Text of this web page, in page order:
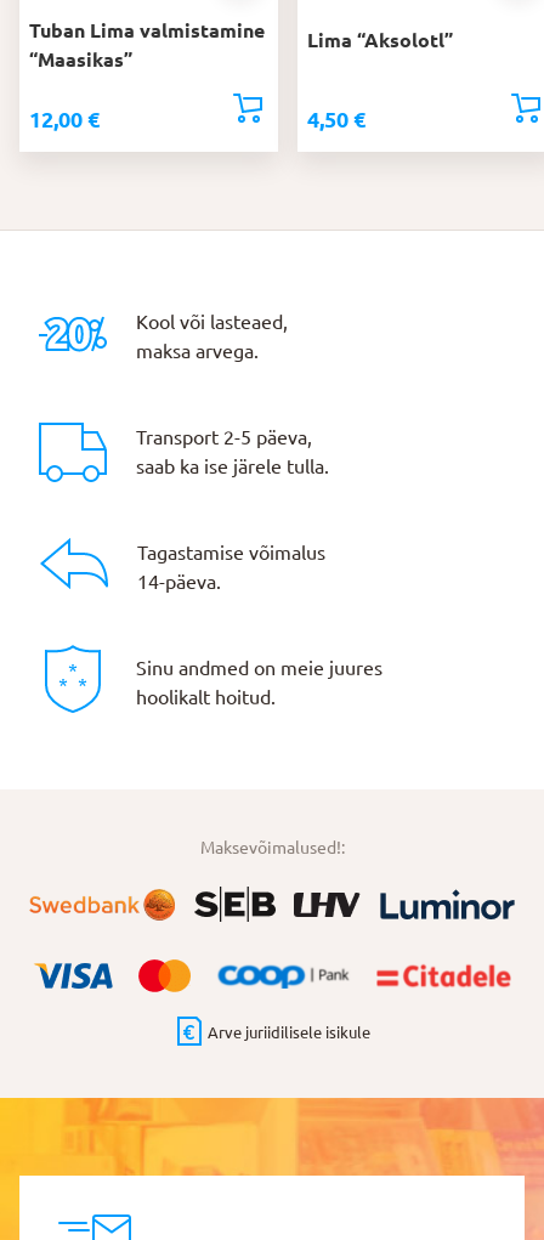
Tuban Lima valmistamine
“Maasikas”
12,00 €
Lima “Aksolotl”
4,50 €
Kool või lasteaed,
maksa arvega.
Transport 2-5 päeva,
saab ka ise järele tulla.
Tagastamise võimalus
14-päeva.
Sinu andmed on meie juures
hoolikalt hoitud.
Maksevõimalused!:
Arve juriidilisele isikule